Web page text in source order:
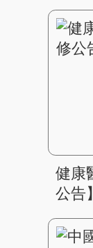
健康
公告】